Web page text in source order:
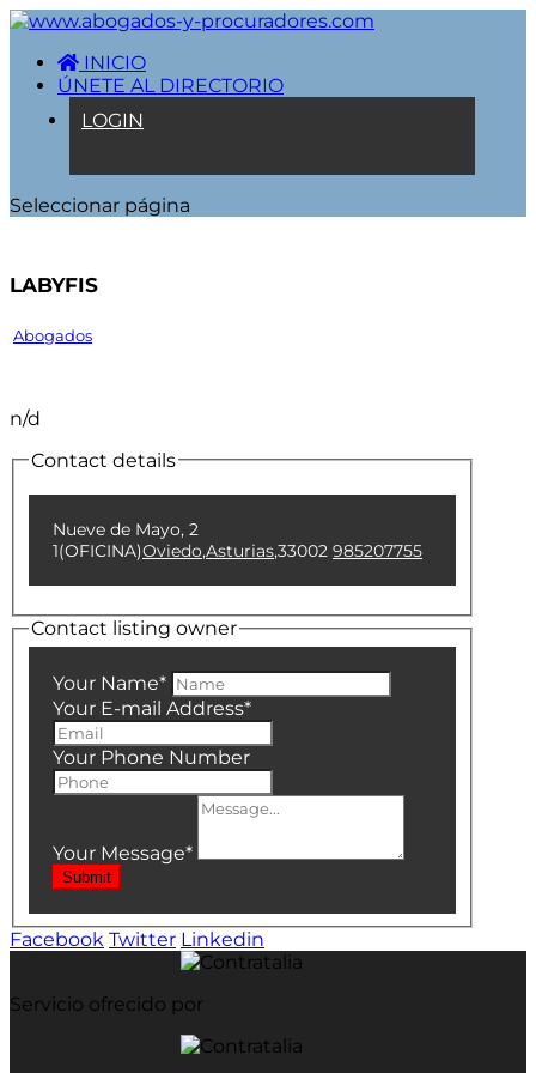
INICIO
ÚNETE AL DIRECTORIO
LOGIN
Seleccionar página
Labyfis
Abogados
n/d
Contact details
Nueve de Mayo, 2
1(OFICINA)Oviedo,Asturias,33002 985207755
Contact listing owner
Your Name*
Your E-mail Address*
Your Phone Number
Your Message*
Submit
Facebook Twitter Linkedin
Servicio ofrecido por